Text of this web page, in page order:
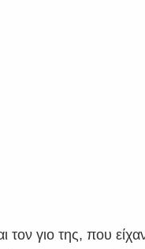
τον γιο της, που